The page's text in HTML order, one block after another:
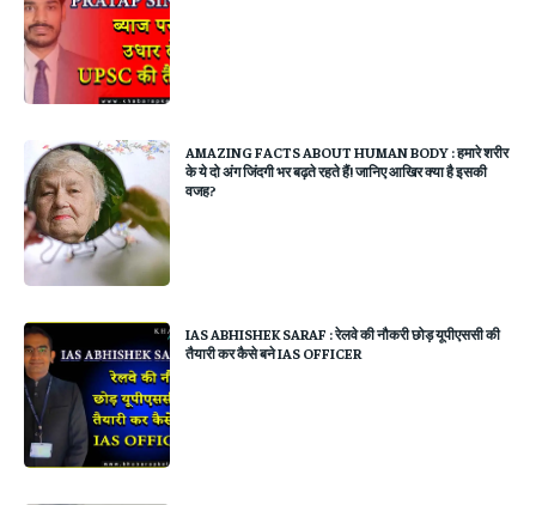
AMAZING FACTS ABOUT HUMAN BODY : हमारे शरीर
के ये दो अंग जिंदगी भर बढ़ते रहते हैं! जानिए आखिर क्या है इसकी
वजह?
IAS ABHISHEK SARAF : रेलवे की नौकरी छोड़ यूपीएससी की
तैयारी कर कैसे बने IAS OFFICER